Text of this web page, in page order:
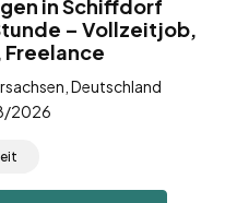
in Schiffdorf
– Vollzeitjob,
Deutschland
2026